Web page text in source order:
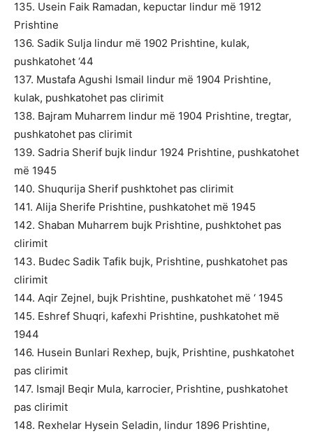
135. Usein Faik Ramadan, kepuctar lindur më 1912
Prishtine
136. Sadik Sulja lindur më 1902 Prishtine, kulak,
pushkatohet ‘44
137. Mustafa Agushi Ismail lindur më 1904 Prishtine,
kulak, pushkatohet pas clirimit
138. Bajram Muharrem lindur më 1904 Prishtine, tregtar,
pushkatohet pas clirimit
139. Sadria Sherif bujk lindur 1924 Prishtine, pushkatohet
më 1945
140. Shuqurija Sherif pushktohet pas clirimit
141. Alija Sherifе Prishtine, pushkatohet më 1945
142. Shaban Muharrem bujk Prishtine, pushktohet pas
clirimit
143. Budec Sadik Tafik bujk, Prishtine, pushkatohet pas
clirimit
144. Aqir Zejnel, bujk Prishtine, pushkatohet më ‘ 1945
145. Eshref Shuqri, kafexhi Prishtine, pushkatohet më
1944
146. Husein Bunlari Rexhep, bujk, Prishtine, pushkatohet
pas clirimit
147. Ismajl Beqir Mula, karrocier, Prishtine, pushkatohet
pas clirimit
148. Rexhelar Hysein Seladin, lindur 1896 Prishtine,